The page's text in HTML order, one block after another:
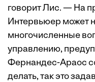
говорит Лис. — На
Интервьюер может
многочисленные
управлению,
Фернандес-Араос
делать, так это